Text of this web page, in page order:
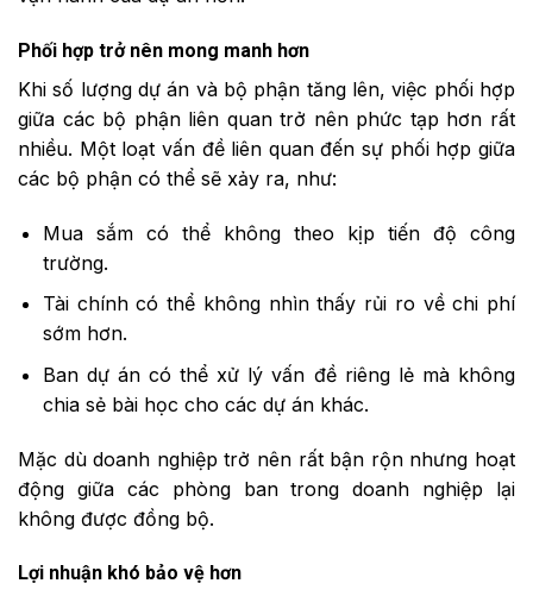
Phối hợp trở nên mong manh hơn
Khi số lượng dự án và bộ phận tăng lên, việc phối hợp
giữa các bộ phận liên quan trở nên phức tạp hơn rất
nhiều. Một loạt vấn đề liên quan đến sự phối hợp giữa
các bộ phận có thể sẽ xảy ra, như:
Mua sắm có thể không theo kịp tiến độ công
trường.
Tài chính có thể không nhìn thấy rủi ro về chi phí
sớm hơn.
Ban dự án có thể xử lý vấn đề riêng lẻ mà không
chia sẻ bài học cho các dự án khác.
Mặc dù doanh nghiệp trở nên rất bận rộn nhưng hoạt
động giữa các phòng ban trong doanh nghiệp lại
không được đồng bộ.
Lợi nhuận khó bảo vệ hơn